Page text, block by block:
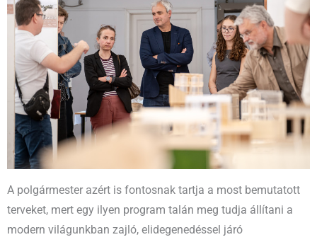
A polgármester azért is fontosnak tartja a most bemutatott
terveket, mert egy ilyen program talán meg tudja állítani a
modern világunkban zajló, elidegenedéssel járó